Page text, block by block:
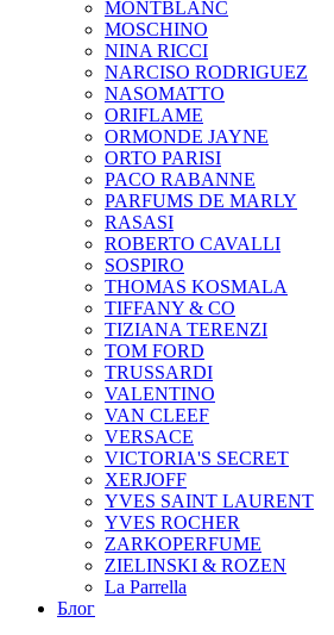
MONTBLANC
MOSCHINO
NINA RICCI
NARCISO RODRIGUEZ
NASOMATTO
ORIFLAME
ORMONDE JAYNE
ORTO PARISI
PACO RABANNE
PARFUMS DE MARLY
RASASI
ROBERTO CAVALLI
SOSPIRO
THOMAS KOSMALA
TIFFANY & CO
TIZIANA TERENZI
TOM FORD
TRUSSARDI
VALENTINO
VAN CLEEF
VERSACE
VICTORIA'S SECRET
XERJOFF
YVES SAINT LAURENT
YVES ROCHER
ZARKOPERFUME
ZIELINSKI & ROZEN
La Parrella
Блог